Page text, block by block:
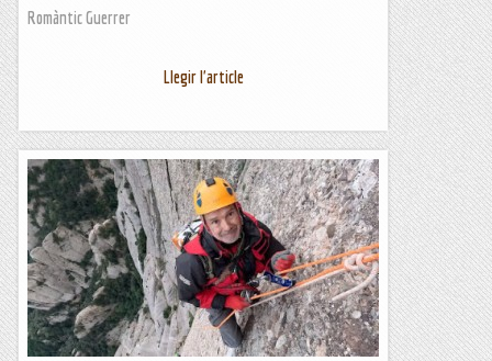
Romàntic Guerrer
Llegir l'article